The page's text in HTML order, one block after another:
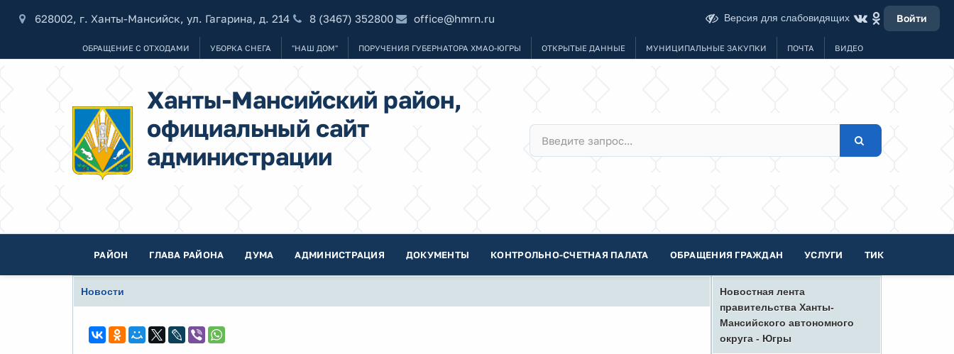
628002, г. Ханты-Мансийск, ул. Гагарина, д. 214 8 (3467) 352800 office@hmrn.ru Версия для слабовидящих Войти
ОБРАЩЕНИЕ С ОТХОДАМИ УБОРКА СНЕГА "НАШ ДОМ" ПОРУЧЕНИЯ ГУБЕРНАТОРА ХМАО-ЮГРЫ ОТКРЫТЫЕ ДАННЫЕ МУНИЦИПАЛЬНЫЕ ЗАКУПКИ ПОЧТА ВИДЕО
Ханты-Мансийский район,
официальный сайт
администрации
РАЙОН ГЛАВА РАЙОНА ДУМА АДМИНИСТРАЦИЯ ДОКУМЕНТЫ КОНТРОЛЬНО-СЧЕТНАЯ ПАЛАТА ОБРАЩЕНИЯ ГРАЖДАН УСЛУГИ ТИК
Новости
Новостная лента
правительства Ханты-
Мансийского автономного
округа - Югры